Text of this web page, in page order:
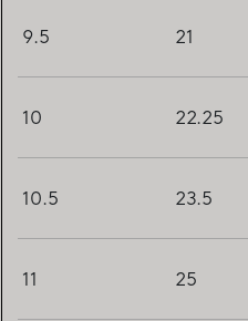
9.5 21
10 22.25
10.5 23.5
11 25